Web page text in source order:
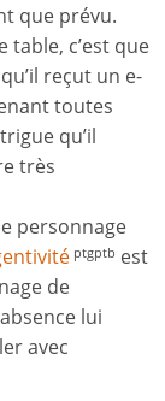
que prévu.
c’est que
reçut un e-
toutes
qu’il
très
personnage
ptgptb est
de
lui
avec